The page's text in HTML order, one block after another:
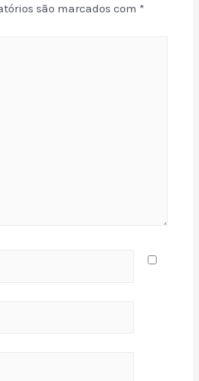
são marcados com *